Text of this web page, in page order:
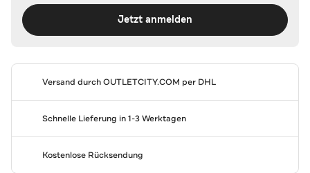
Jetzt anmelden
Versand durchOUTLETCITY.COM per DHL
Schnelle Lieferung in 1-3 Werktagen
Kostenlose Rücksendung